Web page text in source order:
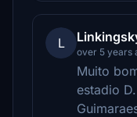
L
over 5 years
Muito
estadio